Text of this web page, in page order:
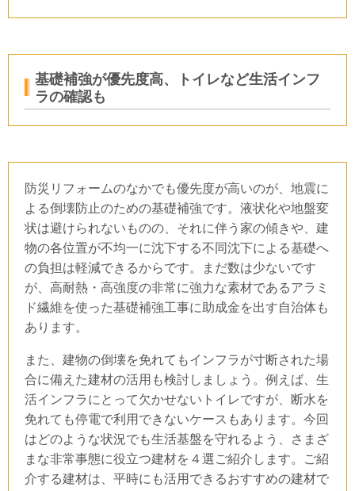
基礎補強が優先度高、トイレなど生活インフ
ラの確認も
防災リフォームのなかでも優先度が高いのが、地震に
よる倒壊防止のための基礎補強です。液状化や地盤変
状は避けられないものの、それに伴う家の傾きや、建
物の各位置が不均一に沈下する不同沈下による基礎へ
の負担は軽減できるからです。まだ数は少ないです
が、高耐熱・高強度の非常に強力な素材であるアラミ
ド繊維を使った基礎補強工事に助成金を出す自治体も
あります。
また、建物の倒壊を免れてもインフラが寸断された場
合に備えた建材の活用も検討しましょう。例えば、生
活インフラにとって欠かせないトイレですが、断水を
免れても停電で利用できないケースもあります。今回
はどのような状況でも生活基盤を守れるよう、さまざ
まな非常事態に役立つ建材を４選ご紹介します。ご紹
介する建材は、平時にも活用できるおすすめの建材で